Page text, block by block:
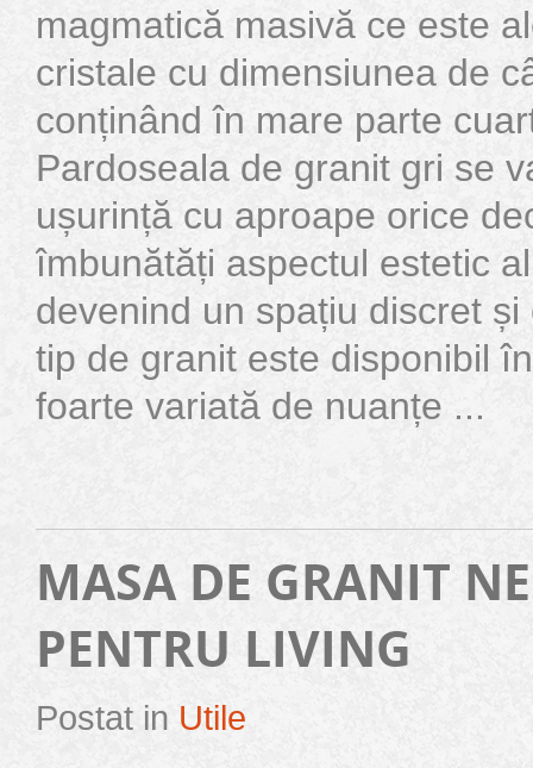
magmatică masivă ce este
cristale cu dimensiunea de
conținând în mare parte
Pardoseala de granit gri se
ușurință cu aproape orice
îmbunătăți aspectul estetic
devenind un spațiu discret și
tip de granit este disponibil
foarte variată de nuanțe ...
MASA DE GRANIT
PENTRU LIVING
Postat in Utile